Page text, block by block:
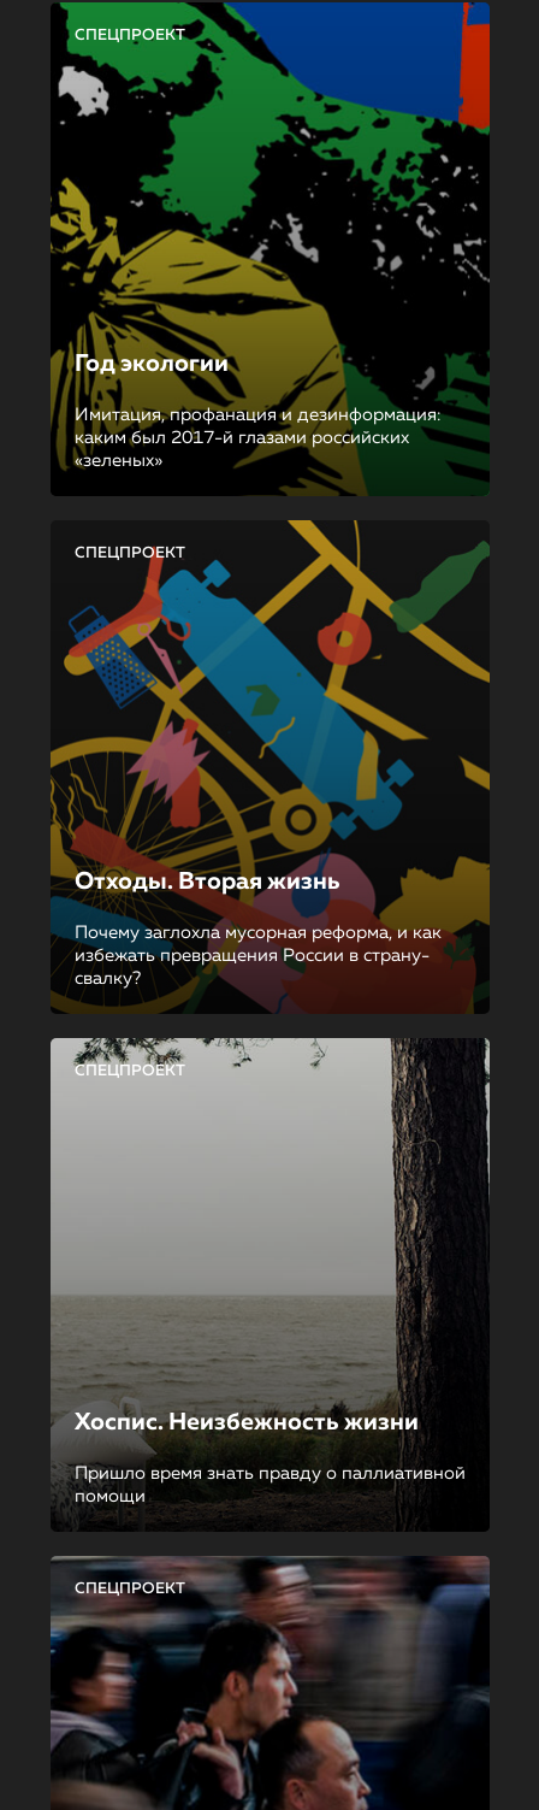
СПЕЦПРОЕКТ
Год экологии
Имитация, профанация и дезинформация:
каким был 2017-й глазами российских
«зеленых»
СПЕЦПРОЕКТ
Отходы. Вторая жизнь
Почему заглохла мусорная реформа, и как
избежать превращения России в страну-
свалку?
СПЕЦПРОЕКТ
Хоспис. Неизбежность жизни
Пришло время знать правду о паллиативной
помощи
СПЕЦПРОЕКТ